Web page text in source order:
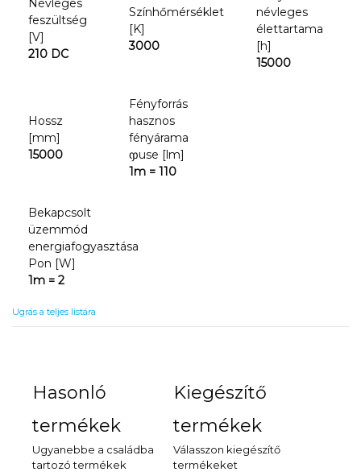
Névleges
feszültség
[V]
210 DC
Színhőmérséklet
[K]
3000
névleges
élettartama
[h]
15000
Hossz
[mm]
15000
Fényforrás
hasznos
fényárama
ჶuse [lm]
1m = 110
Bekapcsolt
üzemmód
energiafogyasztása
Pon [W]
1m = 2
Ugrás a teljes listára
Hasonló
termékek
Ugyanebbe a családba
tartozó termékek
Kiegészítő
termékek
Válasszon kiegészítő
termékeket